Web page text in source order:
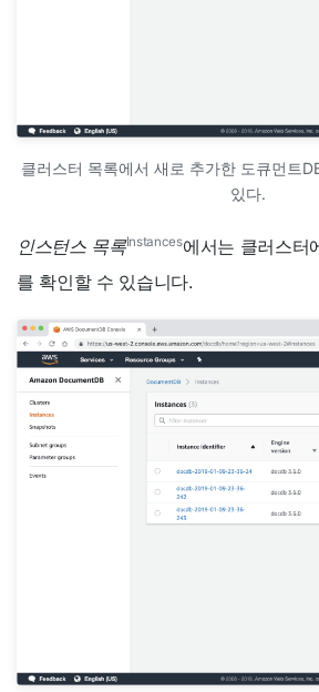
클러스터 목록에서 새로 추가한 도큐먼트
있다.
인스턴스 목록Instances에서는 클러스터
를 확인할 수 있습니다.